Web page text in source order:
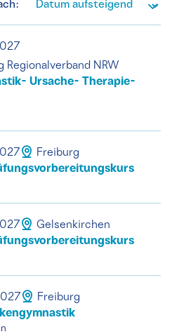
Regionalverband NRW
Ursache- Therapie-
Freiburg
Gelsenkirchen
Freiburg